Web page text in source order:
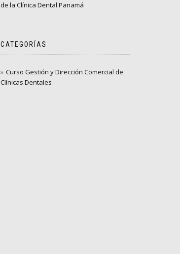
de la Clínica Dental Panamá
CATEGORÍAS
Curso Gestión y Dirección Comercial de
Clínicas Dentales